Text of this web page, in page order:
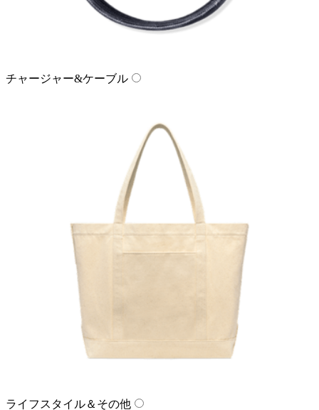
チャージャー&ケーブル
ライフスタイル＆その他